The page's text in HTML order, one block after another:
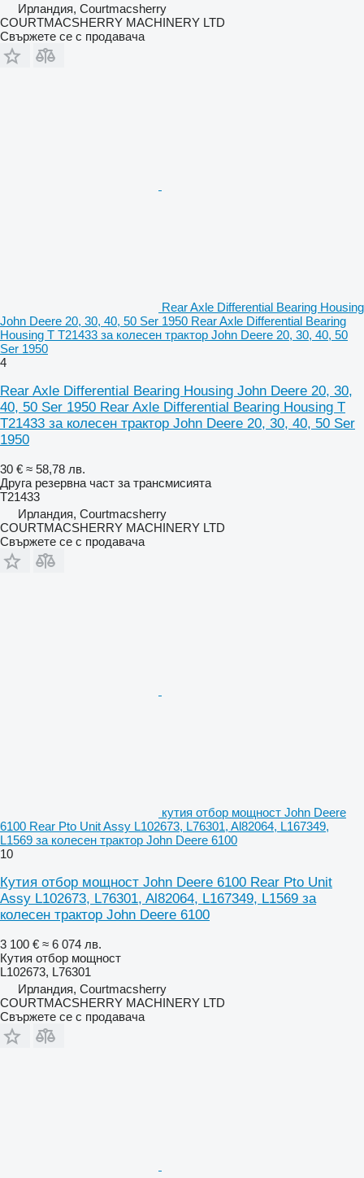
Ирландия, Courtmacsherry
COURTMACSHERRY MACHINERY LTD
Свържете се с продавача
Rear Axle Differential Bearing Housing
John Deere 20, 30, 40, 50 Ser 1950 Rear Axle Differential Bearing
Housing T T21433 за колесен трактор John Deere 20, 30, 40, 50
Ser 1950
4
Rear Axle Differential Bearing Housing John Deere 20, 30,
40, 50 Ser 1950 Rear Axle Differential Bearing Housing T
T21433 за колесен трактор John Deere 20, 30, 40, 50 Ser
1950
30 € ≈ 58,78 лв.
Друга резервна част за трансмисията
T21433
Ирландия, Courtmacsherry
COURTMACSHERRY MACHINERY LTD
Свържете се с продавача
кутия отбор мощност John Deere
6100 Rear Pto Unit Assy L102673, L76301, Al82064, L167349,
L1569 за колесен трактор John Deere 6100
10
Кутия отбор мощност John Deere 6100 Rear Pto Unit
Assy L102673, L76301, Al82064, L167349, L1569 за
колесен трактор John Deere 6100
3 100 € ≈ 6 074 лв.
Кутия отбор мощност
L102673, L76301
Ирландия, Courtmacsherry
COURTMACSHERRY MACHINERY LTD
Свържете се с продавача